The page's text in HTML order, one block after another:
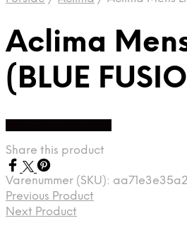
Aclima
(BLUE
Share this product
Varenummer (SKU):
Previous Product
Next Product